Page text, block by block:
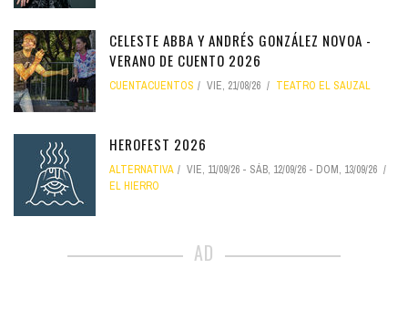
CELESTE ABBA Y ANDRÉS GONZÁLEZ NOVOA -
VERANO DE CUENTO 2026
CUENTACUENTOS VIE, 21/08/26 TEATRO EL SAUZAL
HEROFEST 2026
ALTERNATIVA VIE, 11/09/26 - SÁB, 12/09/26 - DOM, 13/09/26
EL HIERRO
AD